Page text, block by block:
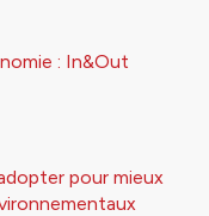
: In&Out
pour mieux